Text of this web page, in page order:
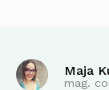
Maja
mag.